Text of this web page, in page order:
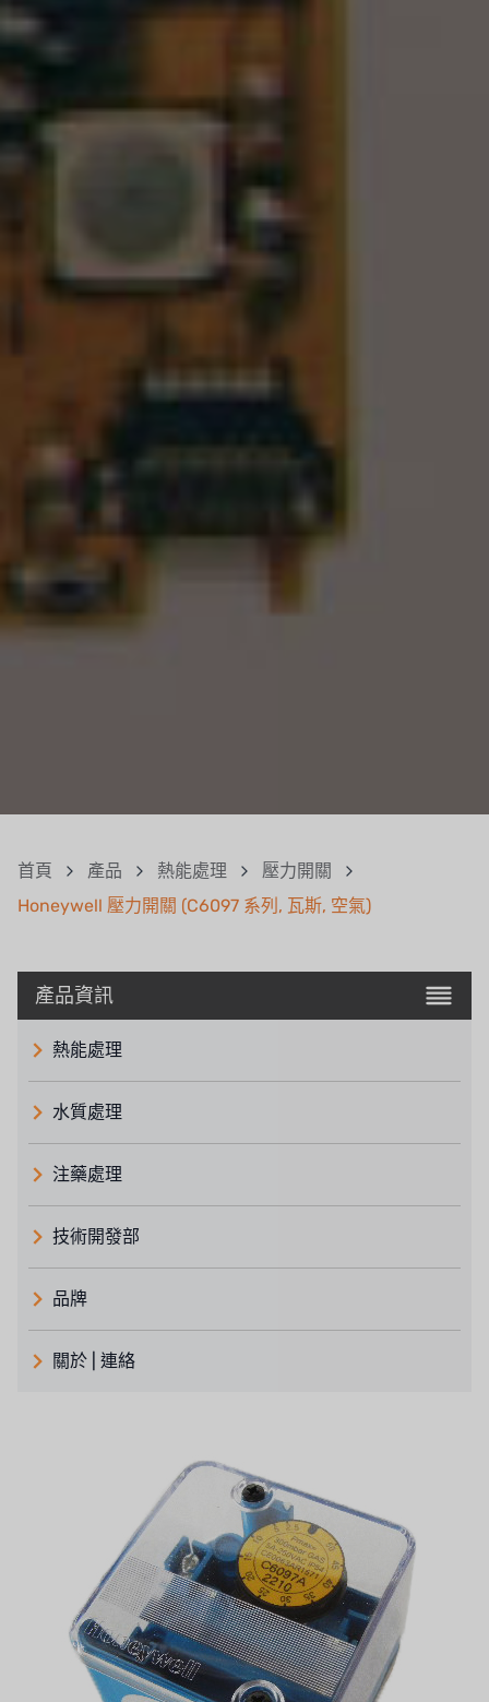
首頁 產品 熱能處理
壓力開關
Honeywell 壓力開關 (C6097 系列, 瓦斯, 空氣)
產品資訊
熱能處理
水質處理
注藥處理
技術開發部
品牌
義大利 ATLAS
美國 IDEX
美國 CLACK
美國 EMERSON
關於 | 連絡
招募經銷商表單